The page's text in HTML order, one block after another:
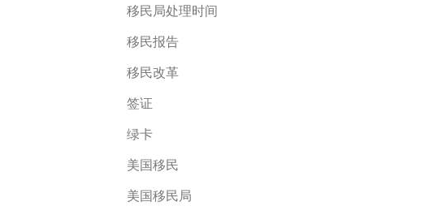
移民局处理时间
移民报告
移民改革
签证
绿卡
美国移民
美国移民局